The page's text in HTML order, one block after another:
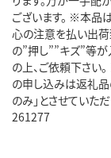
ございます。 ※本品
心の注意を払い出
の”押し””キズ”等
の上、ご依頼下さい
の申し込みは返礼品
のみ」とさせていた
261277